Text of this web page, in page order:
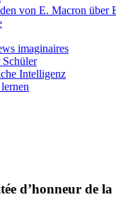
von E. Macron über
imaginaires
Intelligenz
d’honneur de